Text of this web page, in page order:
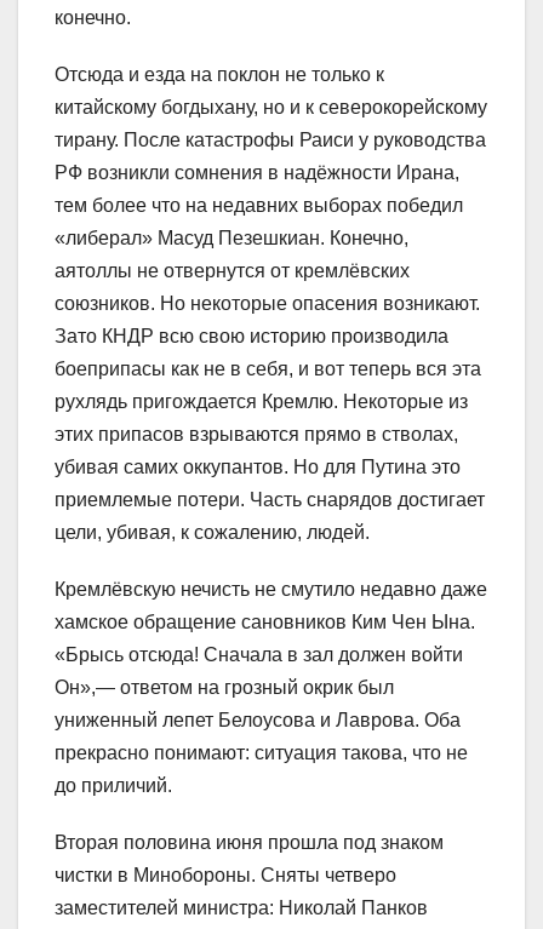
конечно.
Отсюда и езда на поклон не только к
китайскому богдыхану, но и к северокорейскому
тирану. После катастрофы Раиси у руководства
РФ возникли сомнения в надёжности Ирана,
тем более что на недавних выборах победил
«либерал» Масуд Пезешкиан. Конечно,
аятоллы не отвернутся от кремлёвских
союзников. Но некоторые опасения возникают.
Зато КНДР всю свою историю производила
боеприпасы как не в себя, и вот теперь вся эта
рухлядь пригождается Кремлю. Некоторые из
этих припасов взрываются прямо в стволах,
убивая самих оккупантов. Но для Путина это
приемлемые потери. Часть снарядов достигает
цели, убивая, к сожалению, людей.
Кремлёвскую нечисть не смутило недавно даже
хамское обращение сановников Ким Чен Ына.
«Брысь отсюда! Сначала в зал должен войти
Он»,— ответом на грозный окрик был
униженный лепет Белоусова и Лаврова. Оба
прекрасно понимают: ситуация такова, что не
до приличий.
Вторая половина июня прошла под знаком
чистки в Минобороны. Сняты четверо
заместителей министра: Николай Панков